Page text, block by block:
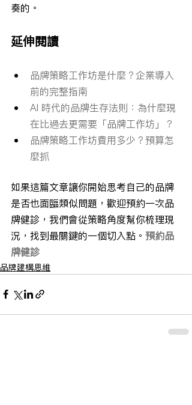
奏的。
延伸閱讀
品牌策略工作坊是什麼？企業導入
前的完整指南
AI 時代的品牌生存法則：為什麼現
在比過去更需要「品牌工作坊」？
品牌策略工作坊費用多少？預算怎
麼抓
如果這篇文章讓你開始思考自己的品牌
是否也面臨類似問題，歡迎預約一次品
牌健診，我們會從策略角度幫你梳理現
況，找到最關鍵的一個切入點。 預約品
牌健診
品牌建構思維